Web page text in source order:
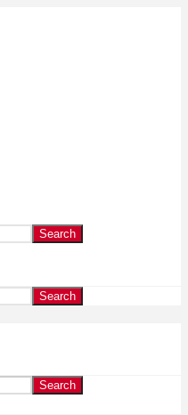
Search
Search
Search